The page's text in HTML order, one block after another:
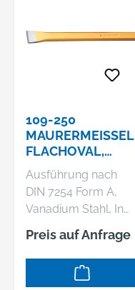
109-250
MAURERMEISSEL F
LACHOVAL, 2
50X20X12 MM
Ausführung nach
DIN 7254 Form A,
Vanadium Stahl, In
der ganzen Länge
gleichmäßig
durchgehärtet und
sorgfältig
Preis auf Anfrage